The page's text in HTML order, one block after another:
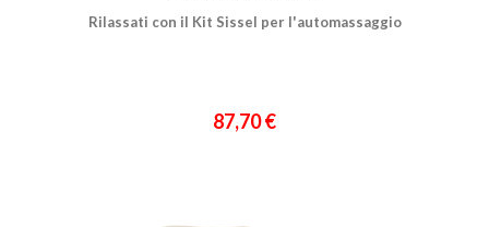
Rilassati con il Kit Sissel per l'automassaggio
87,70 €